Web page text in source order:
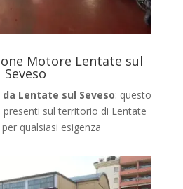
Motore Lentate sul
Seveso
Lentate sul Seveso: questo
presenti sul territorio di Lentate
per qualsiasi esigenza